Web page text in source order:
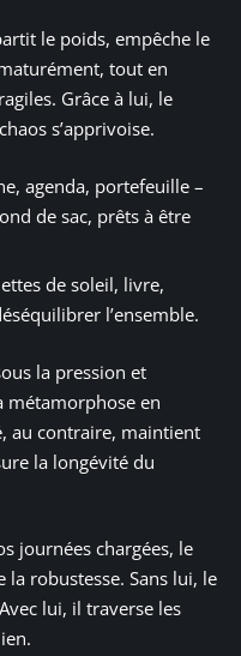
le poids, empêche le
tout en
Grâce à lui, le
s’apprivoise.
agenda, portefeuille –
de sac, prêts à être
de soleil, livre,
l’ensemble.
la pression et
métamorphose en
au contraire, maintient
la longévité du
journées chargées, le
la robustesse. Sans lui, le
lui, il traverse les